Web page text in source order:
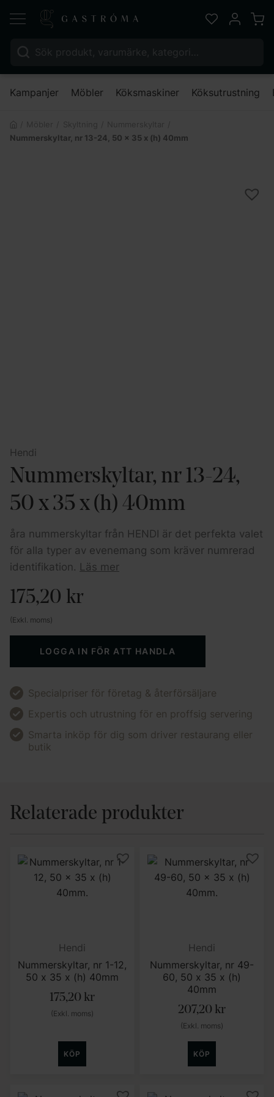
Sök efter:
Favoriter
Mitt
Kampanjer Möbler Köksmaskiner Köksutrustning
Nummerskyltar, nr 13-24, 50 x 35 x (h) 40mm
Hendi
Nummerskyltar, nr 13-24,
50 x 35 x (h) 40mm
åra nummerskyltar från HENDI är det perfekta valet
för alla typer av evenemang som kräver numrerad
identifikation. Läs mer
175,20 kr
(Exkl. moms)
LOGGA IN FÖR ATT HANDLA
Specialpriser för företag & återförsäljare
Expertis och utrustning för en proffsig servering
Smarta inköp för dig som driver restaurang eller
butik
Relaterade produkter
Hendi
Nummerskyltar, nr 1-12,
50 x 35 x (h) 40mm
175,20 kr
(Exkl. moms)
KÖP
Hendi
Nummerskyltar, nr 49-
60, 50 x 35 x (h)
40mm
207,20 kr
(Exkl. moms)
KÖP